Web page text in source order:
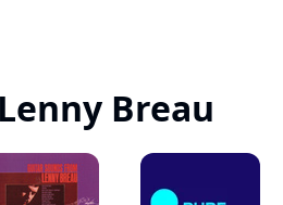
Breau